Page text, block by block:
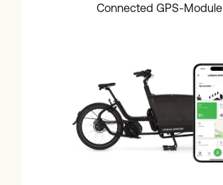
Connected GPS-Module